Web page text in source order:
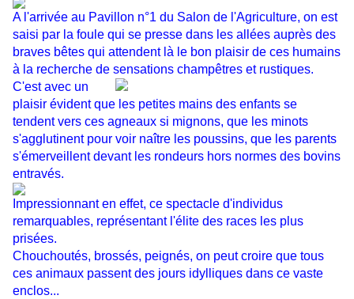
A l'arrivée au Pavillon n°1 du Salon de l'Agriculture, on est
saisi par la foule qui se presse dans les allées auprès des
braves bêtes qui attendent là le bon plaisir de ces humains
à la recherche de sensations champêtres et rustiques.
C'est avec un
plaisir évident que les petites mains des enfants se
tendent vers ces agneaux si mignons, que les minots
s'agglutinent pour voir naître les poussins, que les parents
s'émerveillent devant les rondeurs hors normes des bovins
entravés.
Impressionnant en effet, ce spectacle d'individus
remarquables, représentant l'élite des races les plus
prisées.
Chouchoutés, brossés, peignés, on peut croire que tous
ces animaux passent des jours idylliques dans ce vaste
enclos...